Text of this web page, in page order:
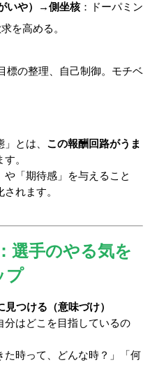
いや）→側坐核：ドーパミン
を高める。
標の整理、自己制御。モチベ
とは、 この報酬回路がうま
。
「期待感」を与えること
れます。
選手のやる気を
プ
つける（意味づけ）
はどこを目指しているの
時って、どんな時？」「何